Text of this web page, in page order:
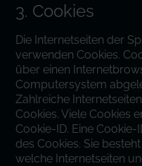
3. Cookies
Die Internetseiten der
verwenden Cookies.
über einen
Computersystem
Zahlreiche
Cookies. Viele Cookies
Cookie-ID. Eine
des Cookies. Sie
welche Internetseiten